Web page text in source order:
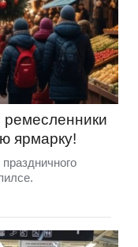
ярмарку!